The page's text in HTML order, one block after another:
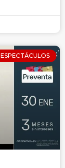
ESPECTÁCULOS